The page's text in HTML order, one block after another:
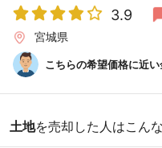
3.9
宮城県
こちらの希望価格に近い
土地を売却した人はこん